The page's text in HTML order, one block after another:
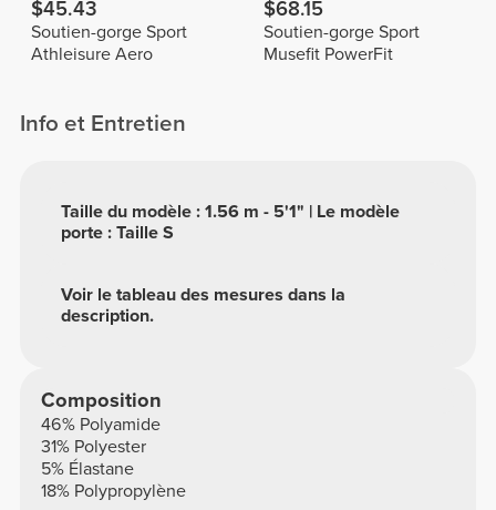
$45.43
Soutien-gorge Sport
Athleisure Aero
$68.15
Soutien-gorge Sport
Musefit PowerFit
Info et Entretien
Voir le tableau des mesures dans la
description.
Taille du modèle : 1.56 m - 5'1" | Le modèle
porte : Taille S
Composition
46% Polyamide
31% Polyester
5% Élastane
18% Polypropylène